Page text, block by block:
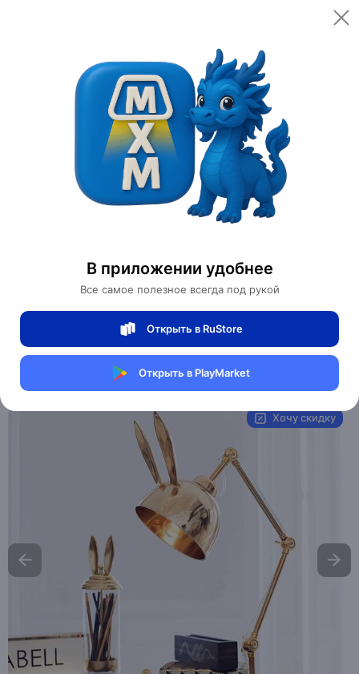
В приложении удобнее
Все самое полезное всегда под рукой
Открыть в RuStore
Открыть в PlayMarket
Открыть
Категории
Дизайнерские светильники
Настольная лампа BERNARD 36*70, бронза, металл, G9.
бронза, металл, G9.
Магазин Table lamps
MAI_HE_MAI_BERNARD
Хочу скидку